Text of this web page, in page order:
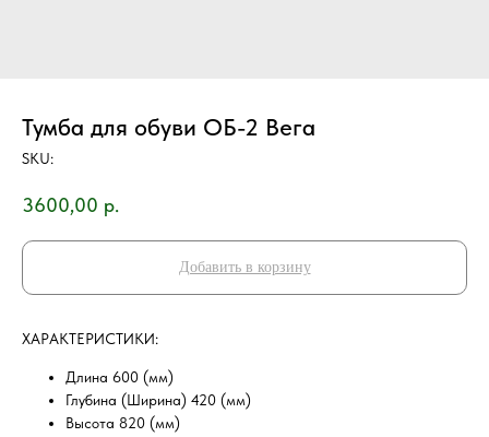
Тумба для обуви ОБ-2 Вега
SKU:
3600,00 р.
Добавить в корзину
ХAРAKТEPИCТИKИ:
Длина 600 (мм)
Глубина (Ширина) 420 (мм)
Высота 820 (мм)